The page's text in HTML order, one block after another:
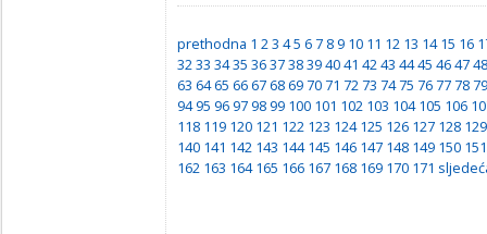
prethodna 1 23 45 6 7 8 9 10 11 12 13 14 15 16
3233 3435 363738394041 4243 4445 464748
63 64 65 66 67 68 69 70 71 72 73 74 75 76 77 78 79
94 95 96 97 98 99 100 101 102 103 104 105 106
118 119 120 121 122 123 124 125 126 127 128 129
140 141 142 143 144 145 146 147 148 149 150 151
162 163 164 165 166 167 168 169 170 171